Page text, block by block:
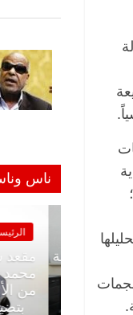
ناس
الرئيسية
مقعد شاغر
رمضان.. د.
اقتصادي
الحبايب